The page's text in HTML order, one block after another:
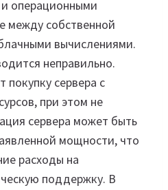
операционными
между собственной
вычислениями.
неправильно.
покупку сервера с
при этом не
сервера может быть
мощности, что
расходы на
поддержку. В